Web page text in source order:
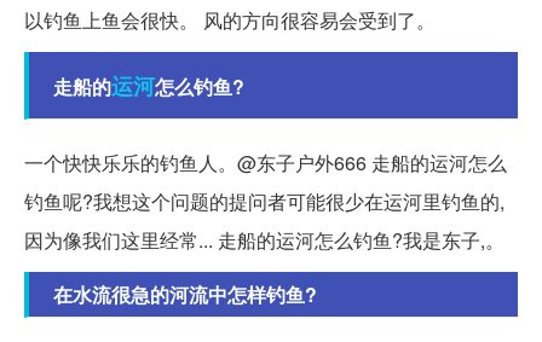
以钓鱼上鱼会很快。 风的方向很容易会受到了。
走船的运河怎么钓鱼?
一个快快乐乐的钓鱼人。@东子户外666 走船的运河怎么
钓鱼呢?我想这个问题的提问者可能很少在运河里钓鱼的,
因为像我们这里经常... 走船的运河怎么钓鱼?我是东子,。
在水流很急的河流中怎样钓鱼?